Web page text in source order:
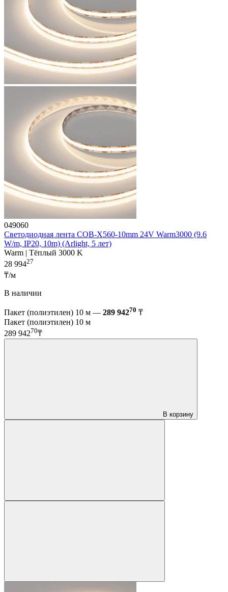
049060
Светодиодная лента COB-X560-10mm 24V Warm3000 (9.6
W/m, IP20, 10m) (Arlight, 5 лет)
Warm | Тёплый 3000 K
28 99427
₸/м
В наличии
Пакет (полиэтилен) 10 м — 289 94270 ₸
Пакет (полиэтилен) 10 м
289 94270₸
В корзину